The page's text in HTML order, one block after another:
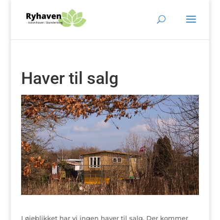
Haver til salg
I øjeblikket har vi ingen haver til salg. Der kommer